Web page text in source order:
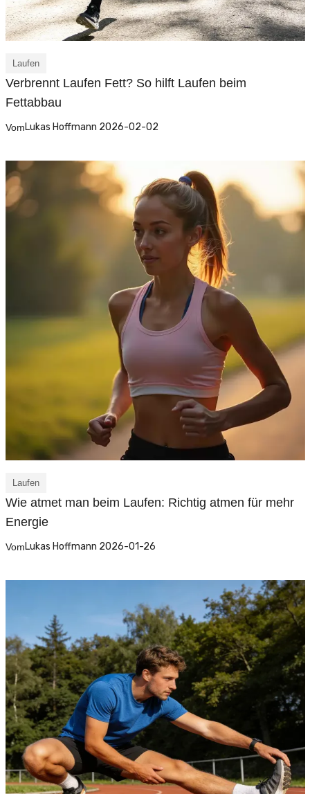
Laufen
Verbrennt Laufen Fett? So hilft Laufen beim
Fettabbau
VomLukas Hoffmann 2026-02-02
Laufen
Wie atmet man beim Laufen: Richtig atmen für mehr
Energie
VomLukas Hoffmann 2026-01-26